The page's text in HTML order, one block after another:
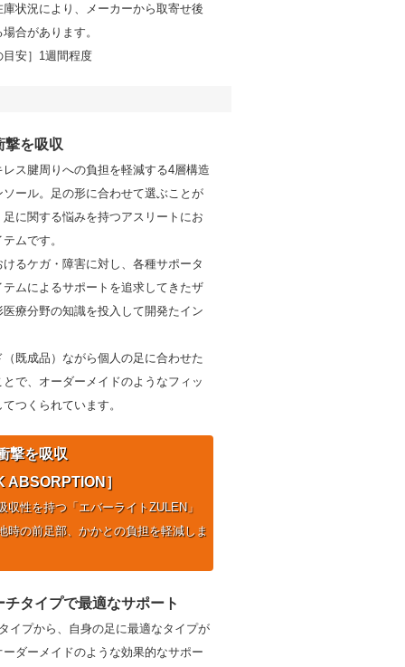
状況により、メーカーから取寄せ後
合があります。
安］1週間程度
撃を吸収
ス腱周りへの負担を軽減する4層構造
ソール。足の形に合わせて選ぶことが
に関する悩みを持つアスリートにお
ムです。
るケガ・障害に対し、各種サポータ
テムによるサポートを追求してきたザ
療分野の知識を投入して開発たイン
既成品）ながら個人の足に合わせた
で、オーダーメイドのようなフィッ
つくられています。
撃を吸収
ABSORPTION］
収性を持つ「エバーライトZULEN」
時の前足部、かかとの負担を軽減しま
チタイプで最適なサポート
イプから、自身の足に最適なタイプが
ダーメイドのような効果的なサポー